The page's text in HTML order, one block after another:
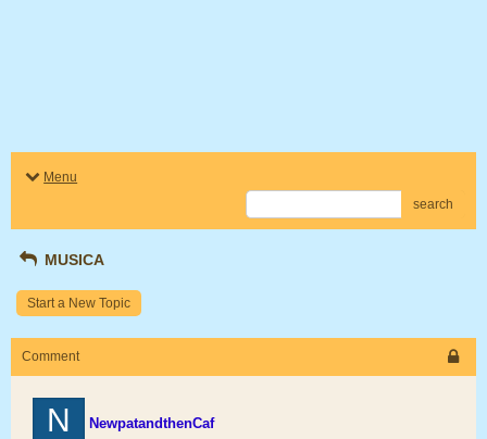
Menu
search
MUSICA
Start a New Topic
Comment
N NewpatandthenCaf